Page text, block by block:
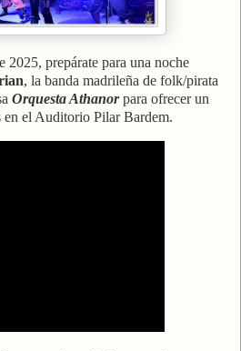
prepárate para una noche
, la banda madrileña de folk/pirata
Orquesta Athanorpara ofrecer un
en el Auditorio Pilar Bardem.